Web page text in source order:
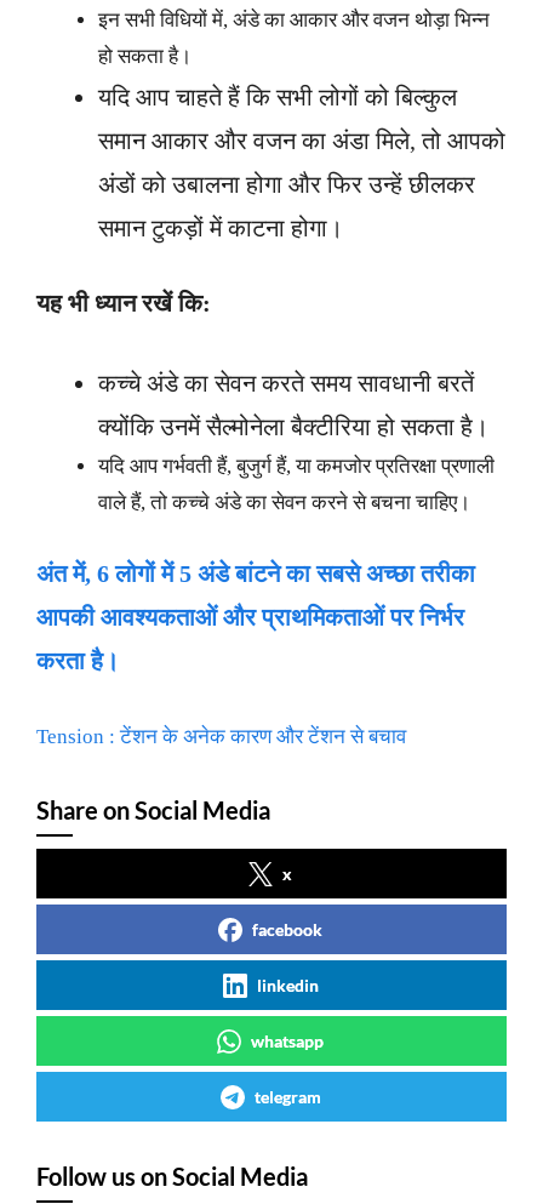
इन सभी विधियों में, अंडे का आकार और वजन थोड़ा भिन्न
हो सकता है।
यदि आप चाहते हैं कि सभी लोगों को बिल्कुल
समान आकार और वजन का अंडा मिले, तो आपको
अंडों को उबालना होगा और फिर उन्हें छीलकर
समान टुकड़ों में काटना होगा।
यह भी ध्यान रखें कि:
कच्चे अंडे का सेवन करते समय सावधानी बरतें
क्योंकि उनमें सैल्मोनेला बैक्टीरिया हो सकता है।
यदि आप गर्भवती हैं, बुजुर्ग हैं, या कमजोर प्रतिरक्षा प्रणाली
वाले हैं, तो कच्चे अंडे का सेवन करने से बचना चाहिए।
अंत में, 6लोगों में5 अंडे बांटने का सबसे अच्छा तरीका
आपकी आवश्यकताओं और प्राथमिकताओं पर निर्भर
करता है।
Tension : टेंशन के अनेक कारण और टेंशन से बचाव
Share on Social Media
x
facebook
linkedin
whatsapp
telegram
Follow us on Social Media